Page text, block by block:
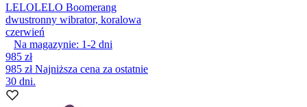
LELOLELO Boomerang
dwustronny wibrator, koralowa
czerwień
Na magazynie: 1-2 dni
985 zł
985 złNajniższa cena za ostatnie
30 dni.